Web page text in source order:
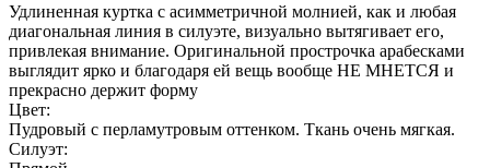
Удлиненная куртка с асимметричной молнией, как и любая
диагональная линия в силуэте, визуально вытягивает его,
привлекая внимание. Оригинальной прострочка арабесками
выглядит ярко и благодаря ей вещь вообще НЕ МНЕТСЯ и
прекрасно держит форму
Цвет:
Пудровый с перламутровым оттенком. Ткань очень мягкая.
Силуэт: